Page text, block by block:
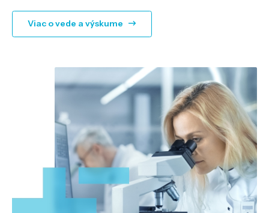
Viac o vede a výskume